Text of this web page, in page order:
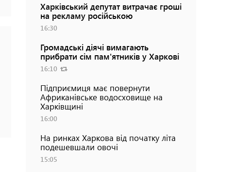
Харківський депутат витрачає гроші
на рекламу російською
16:30
Громадські діячі вимагають
прибрати сім пам'ятників у Харкові
16:10
Підприємиця має повернути
Африканівське водосховище на
Харківщині
16:00
На ринках Харкова від початку літа
подешевшали овочі
15:05